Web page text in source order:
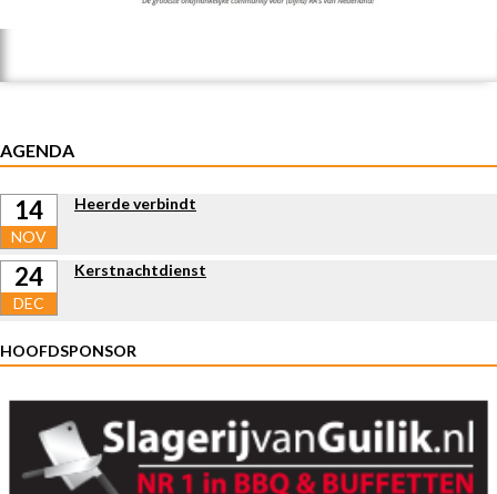
AGENDA
14
NOV
Heerde verbindt
24
DEC
Kerstnachtdienst
HOOFDSPONSOR